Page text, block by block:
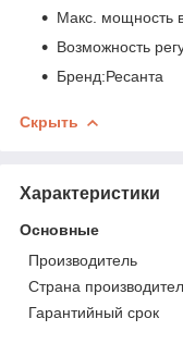
Макс. мощность
Возможность
Бренд:Ресанта
Скрыть
Характеристики
Основные
Производитель
Страна
Гарантийный срок